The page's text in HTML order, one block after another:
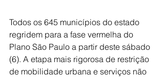
Todos os 645 municípios do estado
regridem para a fase vermelha do
Plano São Paulo a partir deste sábado
(6). A etapa mais rigorosa de restrição
de mobilidade urbana e serviços não